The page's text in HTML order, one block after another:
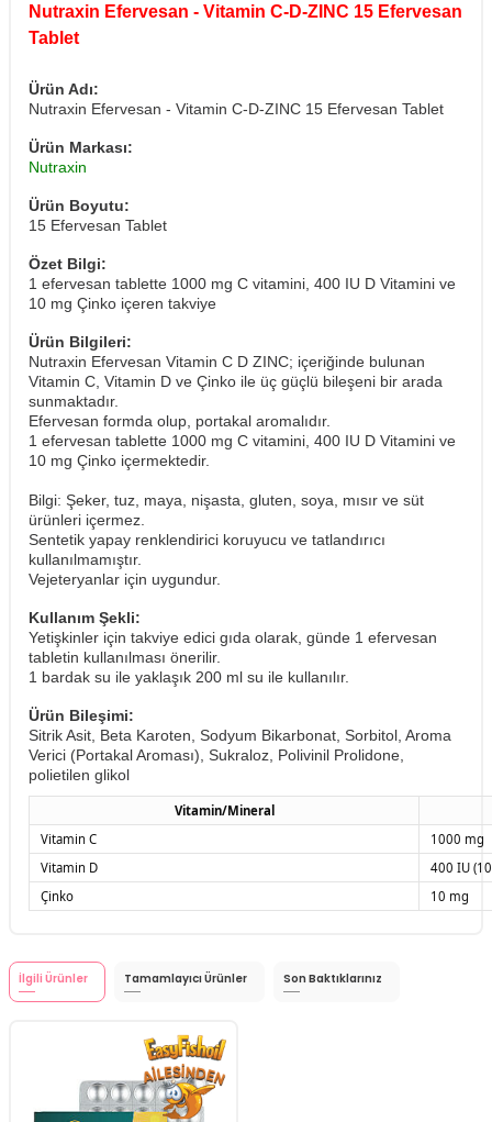
Nutraxin Efervesan - Vitamin C-D-ZINC 15 Efervesan
Tablet
Ürün Adı:
Nutraxin Efervesan - Vitamin C-D-ZINC 15 Efervesan Tablet
Ürün Markası:
Nutraxin
Ürün Boyutu:
15 Efervesan Tablet
Özet Bilgi:
1 efervesan tablette 1000 mg C vitamini, 400 IU D Vitamini ve
10 mg Çinko içeren takviye
Ürün Bilgileri:
Nutraxin Efervesan Vitamin C D ZINC; içeriğinde bulunan
Vitamin C, Vitamin D ve Çinko ile üç güçlü bileşeni bir arada
sunmaktadır.
Efervesan formda olup, portakal aromalıdır.
1 efervesan tablette 1000 mg C vitamini, 400 IU D Vitamini ve
10 mg Çinko içermektedir.
Bilgi: Şeker, tuz, maya, nişasta, gluten, soya, mısır ve süt
ürünleri içermez.
Sentetik yapay renklendirici koruyucu ve tatlandırıcı
kullanılmamıştır.
Vejeteryanlar için uygundur.
Kullanım Şekli:
Yetişkinler için takviye edici gıda olarak, günde 1 efervesan
tabletin kullanılması önerilir.
1 bardak su ile yaklaşık 200 ml su ile kullanılır.
Ürün Bileşimi:
Sitrik Asit, Beta Karoten, Sodyum Bikarbonat, Sorbitol, Aroma
Verici (Portakal Aroması), Sukraloz, Polivinil Prolidone,
polietilen glikol
Vitamin/Mineral
Vitamin C
1000 mg
Vitamin D
400 IU
Çinko
10 mg
İlgili Ürünler Tamamlayıcı Ürünler Son Baktıklarınız